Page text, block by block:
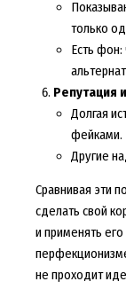
только
Есть
Репутация
Долгая
фейками.
Другие
Сравнивая эти
сделать свой
и применять
не проходит